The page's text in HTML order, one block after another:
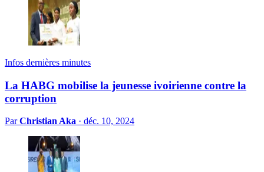
Infos dernières minutes
La HABG mobilise la jeunesse ivoirienne contre la
corruption
ParChristian Aka · déc. 10, 2024